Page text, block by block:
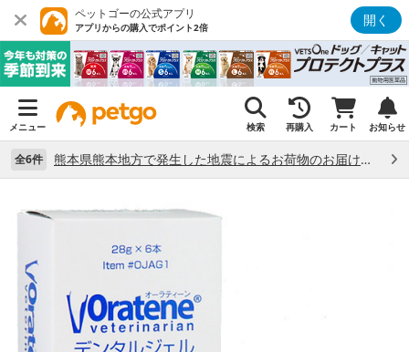
ペットゴーの公式アプリ
アプリからの購入でポイント2倍 開く
メニュー 検索 再購入 カート お知らせ
全6件 熊本県熊本地方で発生した地震によるお荷物のお届け状況について （7/28）